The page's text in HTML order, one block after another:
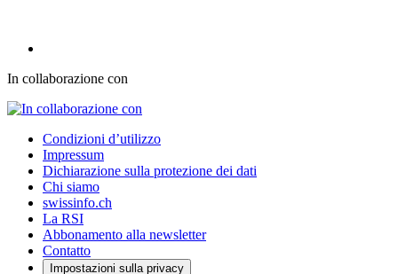
In collaborazione con
Condizioni d’utilizzo
Impressum
Dichiarazione sulla protezione dei dati
Chi siamo
swissinfo.ch
La RSI
Abbonamento alla newsletter
Contatto
Impostazioni sulla privacy